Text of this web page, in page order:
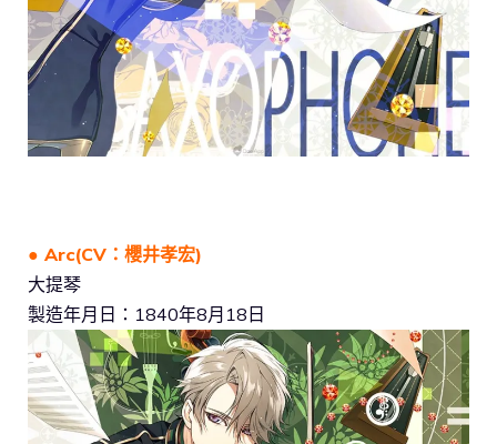
● Arc(CV：櫻井孝宏)
大提琴
製造年月日：1840年8月18日